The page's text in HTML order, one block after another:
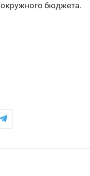
бюджета.